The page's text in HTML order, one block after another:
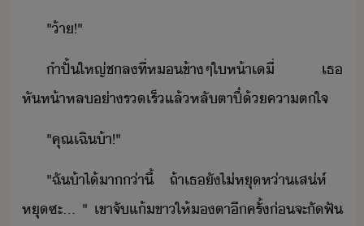
"​้า​!​"​
ำปั้​ใหญ่​ช​ล​ที่​หข้า​ๆ​ให้า​เี​่​ ​เธ​
หัห้า​หล​่ารเร็​แล้​หลัตา​ปี๋​้​คาตใจ
"​คุณ​เฉิ​้า​!​"
"​ฉั​้า​ไ้า​​่าี​้​ ​ถ้า​เธ​ั​ไ่​หุ​ห่า​เส่ห์​ ​
หุ​ซะ​...​ ​"​ ​เขา​จั​แ้​ขา​ให้​​ตา​ีครั้​่​จะ​ัฟั​